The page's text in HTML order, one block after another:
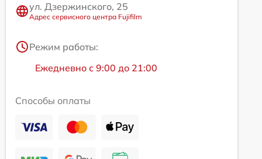
ул. Дзержинского, 25
Адрес сервисного центра Fujifilm
Режим работы:
Ежедневно с 9:00 до 21:00
Способы оплаты